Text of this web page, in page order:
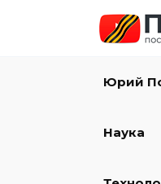
Юрий
Наука